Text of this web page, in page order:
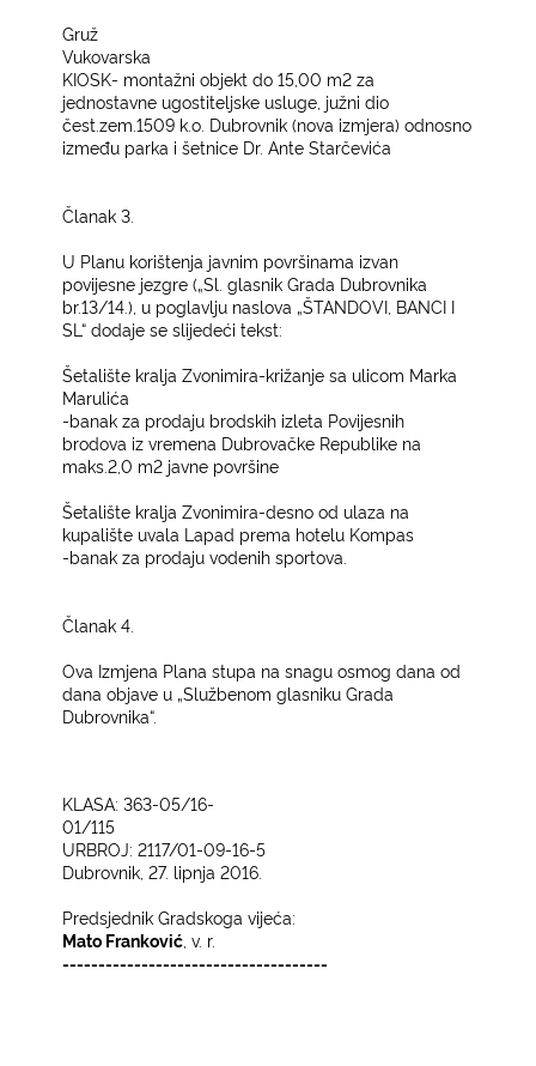
Gruž
Vukovarska
KIOSK- montažni objekt do 15,00 m2 za
jednostavne ugostiteljske usluge, južni dio
čest.zem.1509 k.o. Dubrovnik (nova izmjera) odnosno
između parka i šetnice Dr. Ante Starčevića
Članak 3.
U Planu korištenja javnim površinama izvan
povijesne jezgre („Sl. glasnik Grada Dubrovnika
br.13/14.), u poglavlju naslova „ŠTANDOVI, BANCI I
SL“ dodaje se slijedeći tekst:
Šetalište kralja Zvonimira-križanje sa ulicom Marka
Marulića
-banak za prodaju brodskih izleta Povijesnih
brodova iz vremena Dubrovačke Republike na
maks.2,0 m2 javne površine
Šetalište kralja Zvonimira-desno od ulaza na
kupalište uvala Lapad prema hotelu Kompas
-banak za prodaju vodenih sportova.
Članak 4.
Ova Izmjena Plana stupa na snagu osmog dana od
dana objave u „Službenom glasniku Grada
Dubrovnika“.
KLASA: 363-05/16-
01/115
URBROJ: 2117/01-09-16-5
Dubrovnik, 27. lipnja 2016.
Predsjednik Gradskoga vijeća:
Mato Franković , v. r.
-------------------------------------